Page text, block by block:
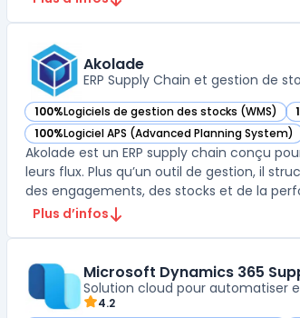
Akolade
ERP Supply Chain et gestion de
100%Logiciels de gestion des stocks (WMS)
— voir Akolade dans cette catégorie
100%Logiciel APS (Advanced Planning System)
— voir Akolade dans cette catégorie
Akolade est un ERP supply chain conçu
leurs flux. Plus qu’un outil de gestion, il
des engagements, des stocks et de la
Plus d’infos
Microsoft Dynamics 365
Solution cloud pour automatiser
4.2